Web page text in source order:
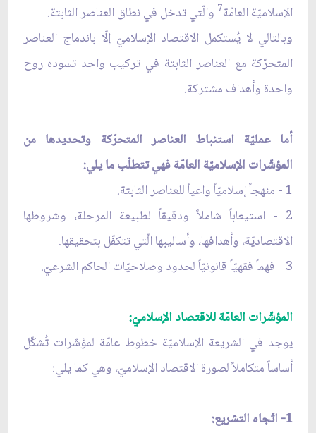
الإسلاميّة العامّة7 والّتي تدخل في نطاق العناصر الثابتة.
وبالتالي لا يُستكمل الاقتصاد الإسلاميّ إلّا باندماج العناصر
المتحرّكة مع العناصر الثابتة في تركيب واحد تسوده روح
واحدة وأهداف مشتركة.
أما عمليّة استنباط العناصر المتحرّكة وتحديدها من
المؤشّرات الإسلاميّة العامّة فهي تتطلّب ما يلي:
1 - منهجاً إسلاميّاً واعياً للعناصر الثابتة.
2 - استيعاباً شاملاً ودقيقاً لطبيعة المرحلة، وشروطها
الاقتصاديّة، وأهدافها، وأساليبها الّتي تتكفّل بتحقيقها.
3 - فهماً فقهيّاً قانونيّاً لحدود وصلاحيّات الحاكم الشرعيّ.
المؤشّرات العامّة للاقتصاد الإسلاميّ:
يوجد في الشريعة الإسلاميّة خطوط عامّة لمؤشّرات تُشكّل
أساساً متكاملاً لصورة الاقتصاد الإسلاميّ، وهي كما يلي:
1- اتّجاه التشريع: